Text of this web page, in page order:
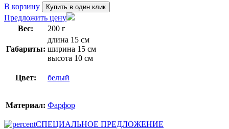
В корзину Купить в один клик
Предложить цену
Вес:
200 г
Габариты:
длина 15 см
ширина 15 см
высота 10 см
Цвет: белый
Материал: Фарфор
СПЕЦИАЛЬНОЕ ПРЕДЛОЖЕНИЕ